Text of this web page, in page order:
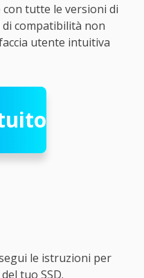
tutte le versioni di
compatibilità non
utente intuitiva
le istruzioni per
tuo SSD.